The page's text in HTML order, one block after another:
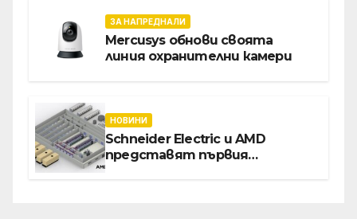
ЗА НАПРЕДНАЛИ
Mercusys обнови своята
линия охранителни камери
НОВИНИ
Schneider Electric и AMD
представят първия